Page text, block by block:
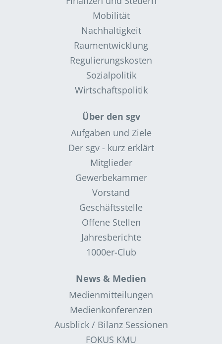
Mobilität
Nachhaltigkeit
Raumentwicklung
Regulierungskosten
Sozialpolitik
Wirtschaftspolitik
Über den sgv
Aufgaben und Ziele
Der sgv - kurz erklärt
Mitglieder
Gewerbekammer
Vorstand
Geschäftsstelle
Offene Stellen
Jahresberichte
1000er-Club
News & Medien
Medienmitteilungen
Medienkonferenzen
Ausblick / Bilanz Sessionen
FOKUS KMU